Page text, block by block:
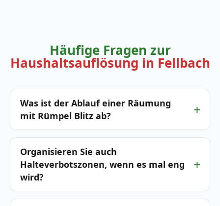
Häufige Fragen zur
Haushaltsauflösung in Fellbach
Was ist der Ablauf einer Räumung
mit Rümpel Blitz ab?
Organisieren Sie auch
Halteverbotszonen, wenn es mal eng
wird?